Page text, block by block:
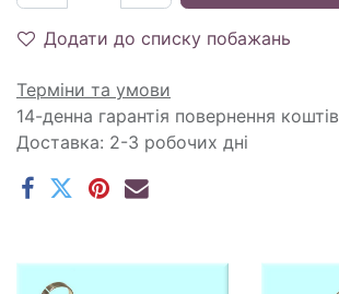
Додати до списку побажань
Терміни та умови
14-денна гарантія повернення коштів
Доставка: 2-3 робочих дні